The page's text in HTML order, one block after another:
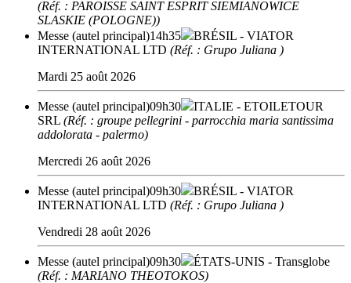
(Réf. : PAROISSE SAINT ESPRIT SIEMIANOWICE
SLASKIE (POLOGNE))
Messe (autel principal)14h35 BRÉSIL - VIATOR
INTERNATIONAL LTD (Réf. : Grupo Juliana )
Mardi 25 août 2026
Messe (autel principal)09h30 ITALIE - ETOILETOUR
SRL (Réf. : groupe pellegrini - parrocchia maria santissima
addolorata - palermo)
Mercredi 26 août 2026
Messe (autel principal)09h30 BRÉSIL - VIATOR
INTERNATIONAL LTD (Réf. : Grupo Juliana )
Vendredi 28 août 2026
Messe (autel principal)09h30 ÉTATS-UNIS - Transglobe
(Réf. : MARIANO THEOTOKOS)